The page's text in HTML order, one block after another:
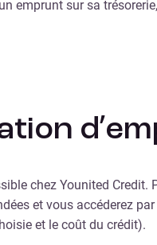
emprunt sur sa
chez Younited
et vous accéderez
et le coût du crédit).